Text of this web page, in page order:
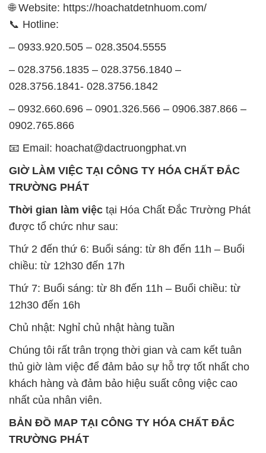
🌐 Website: https://hoachatdetnhuom.com/
📞 Hotline:
– 0933.920.505 – 028.3504.5555
– 028.3756.1835 – 028.3756.1840 –
028.3756.1841- 028.3756.1842
– 0932.660.696 – 0901.326.566 – 0906.387.866 –
0902.765.866
📧 Email: hoachat@dactruongphat.vn
GIỜ LÀM VIỆC TẠI CÔNG TY HÓA CHẤT ĐẮC
TRƯỜNG PHÁT
Thời gian làm việc tại Hóa Chất Đắc Trường Phát
được tổ chức như sau:
Thứ 2 đến thứ 6: Buổi sáng: từ 8h đến 11h – Buổi
chiều: từ 12h30 đến 17h
Thứ 7: Buổi sáng: từ 8h đến 11h – Buổi chiều: từ
12h30 đến 16h
Chủ nhật: Nghỉ chủ nhật hàng tuần
Chúng tôi rất trân trọng thời gian và cam kết tuân
thủ giờ làm việc để đảm bảo sự hỗ trợ tốt nhất cho
khách hàng và đảm bảo hiệu suất công việc cao
nhất của nhân viên.
BẢN ĐỒ MAP TẠI CÔNG TY HÓA CHẤT ĐẮC
TRƯỜNG PHÁT